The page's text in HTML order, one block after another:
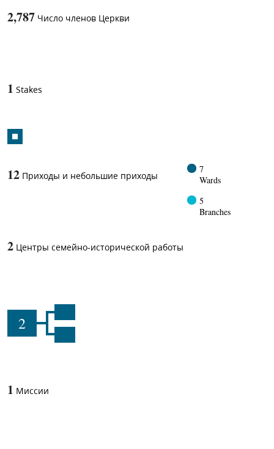
2,787 Число членов Церкви
1 Stakes
12 Приходы и небольшие приходы
7
Wards
5
Branches
2 Центры семейно-исторической работы
2
1 Миссии